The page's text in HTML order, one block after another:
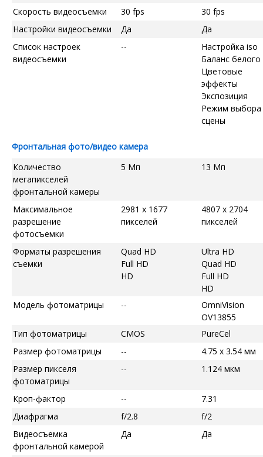
Скорость видеосъемки 30 fps
30 fps
Настройки видеосъемки
Да
Да
Список настроек
видеосъемки
--
Настройка iso
Баланс белого
Цветовые
эффекты
Экспозиция
Режим выбора
сцены
Фронтальная фото/видео камера
Количество
мегапикселей
фронтальной камеры
5 Мп 13 Мп
Максимальное
разрешение
фотосъемки
2981 x 1677
пикселей
4807 x 2704
пикселей
Форматы разрешения
съемки
Quad HD
Full HD
HD
Ultra HD
Quad HD
Full HD
HD
Модель фотоматрицы
--
OmniVision
OV13855
Тип фотоматрицы
CMOS
PureCel
Размер фотоматрицы
--
4.75 x 3.54 мм
Размер пикселя
фотоматрицы
-- 1.124 мкм
Кроп-фактор --
7.31
Диафрагма
f/2.8
f/2
Видеосъемка
фронтальной камерой
Да Да